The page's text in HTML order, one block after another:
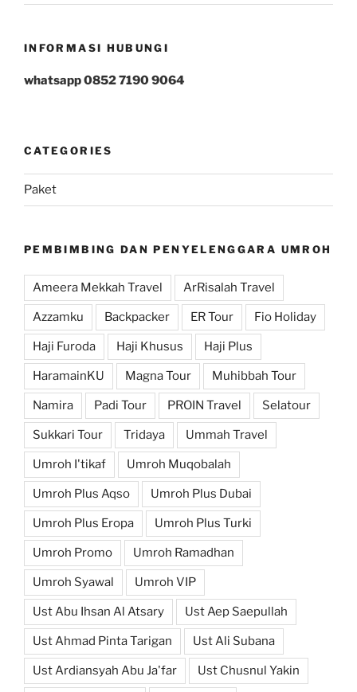
INFORMASI HUBUNGI
whatsapp 0852 7190 9064
CATEGORIES
Paket
PEMBIMBING DAN PENYELENGGARA UMROH
Ameera Mekkah Travel ArRisalah Travel
Azzamku Backpacker ER Tour Fio Holiday
Haji Furoda Haji Khusus Haji Plus
HaramainKU Magna Tour Muhibbah Tour
Namira Padi Tour PROIN Travel Selatour
Sukkari Tour Tridaya Ummah Travel
Umroh I'tikaf Umroh Muqobalah
Umroh Plus Aqso Umroh Plus Dubai
Umroh Plus Eropa Umroh Plus Turki
Umroh Promo Umroh Ramadhan
Umroh Syawal Umroh VIP
Ust Abu Ihsan Al Atsary Ust Aep Saepullah
Ust Ahmad Pinta Tarigan Ust Ali Subana
Ust Ardiansyah Abu Ja'far Ust Chusnul Yakin